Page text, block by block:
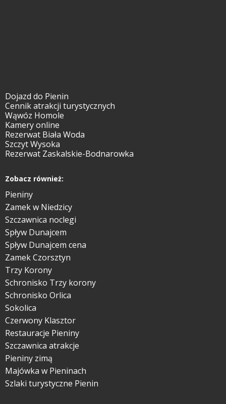
Dojazd do Pienin
Cennik atrakcji turystycznych
Wąwóz Homole
Kamery online
Rezerwat Biała Woda
Szczyt Wysoka
Rezerwat Zaskalskie-Bodnarowka
Zobacz również:
Pieniny
Zamek w Niedzicy
Szczawnica noclegi
Spływ Dunajcem
Spływ Dunajcem cena
Zamek Czorsztyn
Trzy Korony
Schronisko Trzy korony
Schronisko Orlica
Sokolica
Czerwony Klasztor
Restauracje Pieniny
Szczawnica atrakcje
Pieniny zimą
Majówka w Pieninach
Szlaki turystyczne Pienin